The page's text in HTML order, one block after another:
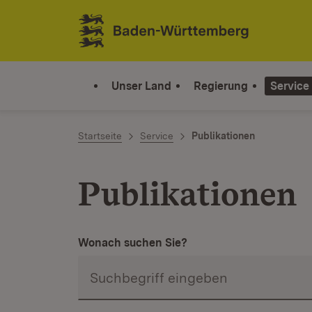
Zum Inhalt springen
Link zur Startseite
Unser Land Regierung Service
Startseite Service Publikationen
Publikationen
Wonach suchen Sie?